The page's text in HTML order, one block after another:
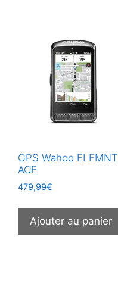
GPS Wahoo ELEMNT
ACE
479,99€
Ajouter au panier